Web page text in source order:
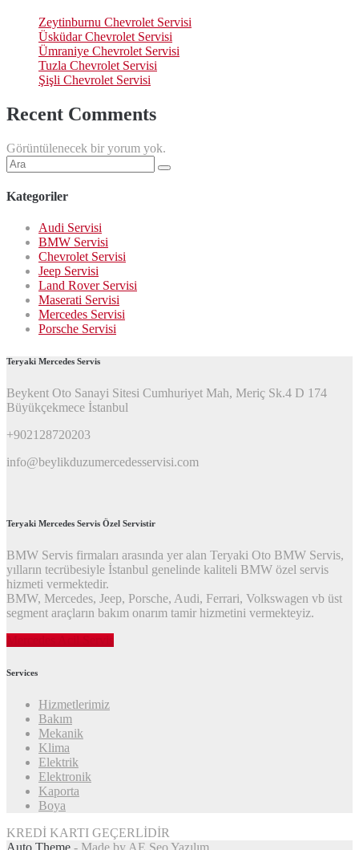
Zeytinburnu Chevrolet Servisi
Üsküdar Chevrolet Servisi
Ümraniye Chevrolet Servisi
Tuzla Chevrolet Servisi
Şişli Chevrolet Servisi
Recent Comments
Görüntülenecek bir yorum yok.
Şunu
ara:
Kategoriler
Audi Servisi
BMW Servisi
Chevrolet Servisi
Jeep Servisi
Land Rover Servisi
Maserati Servisi
Mercedes Servisi
Porsche Servisi
Teryaki Mercedes Servis
Beykent Oto Sanayi Sitesi Cumhuriyet Mah, Meriç Sk.4 D 174
Büyükçekmece İstanbul
+902128720203
info@beylikduzumercedesservisi.com
Teryaki Mercedes Servis Özel Servistir
BMW Servis firmaları arasında yer alan Teryaki Oto BMW Servis,
yılların tecrübesiyle İstanbul genelinde kaliteli BMW özel servis
hizmeti vermektedir.
BMW, Mercedes, Jeep, Porsche, Audi, Ferrari, Volkswagen vb üst
segment araçların bakım onarım tamir hizmetini vermekteyiz.
Services
Hizmetlerimiz
Bakım
Mekanik
Klima
Elektrik
Elektronik
Kaporta
Boya
KREDİ KARTI GEÇERLİDİR